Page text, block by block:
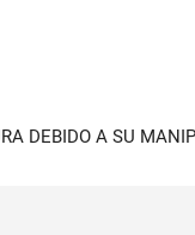
DEBIDO A SU